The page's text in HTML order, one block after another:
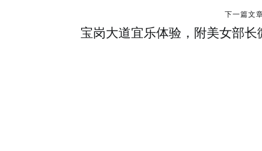
下一篇文
宝岗大道宜乐体验，附美女部长